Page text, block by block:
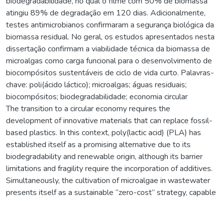
atingiu 89% de degradação em 120 dias. Adicionalmente,
testes antimicrobianos confirmaram a segurança biológica da
biomassa residual. No geral, os estudos apresentados nesta
dissertação confirmam a viabilidade técnica da biomassa de
microalgas como carga funcional para o desenvolvimento de
biocompósitos sustentáveis de ciclo de vida curto. Palavras-
chave: poli(ácido láctico); microalgas; águas residuais;
biocompósitos; biodegradabilidade; economia circular
The transition to a circular economy requires the
development of innovative materials that can replace fossil-
based plastics. In this context, poly(lactic acid) (PLA) has
established itself as a promising alternative due to its
biodegradability and renewable origin, although its barrier
limitations and fragility require the incorporation of additives.
Simultaneously, the cultivation of microalgae in wastewater
presents itself as a sustainable “zero-cost” strategy, capable